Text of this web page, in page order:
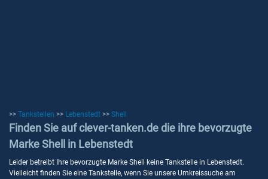
>> Tankstellen >> Lebenstedt >> Shell
Finden Sie auf clever-tanken.de die ihre bevorzugte
Marke Shell in Lebenstedt
Leider betreibt Ihre bevorzugte Marke Shell keine Tankstelle in Lebenstedt.
Vielleicht finden Sie eine Tankstelle, wenn Sie unsere Umkreissuche am